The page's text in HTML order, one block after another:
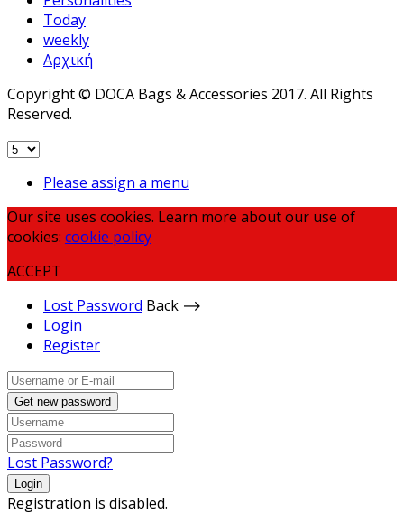
Today
weekly
Αρχική
Copyright © DOCA Bags & Accessories 2017. All Rights
Reserved.
Please assign a menu
Our site uses cookies. Learn more about our use of
cookies: cookie policy
ACCEPT
Lost Password Back ⟶
Login
Register
Get new password
Lost Password?
Login
Registration is disabled.